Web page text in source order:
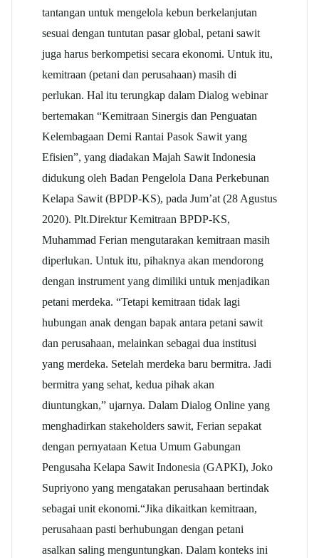
tantangan untuk mengelola kebun berkelanjutan
sesuai dengan tuntutan pasar global, petani sawit
juga harus berkompetisi secara ekonomi. Untuk itu,
kemitraan (petani dan perusahaan) masih di
perlukan. Hal itu terungkap dalam Dialog webinar
bertemakan “Kemitraan Sinergis dan Penguatan
Kelembagaan Demi Rantai Pasok Sawit yang
Efisien”, yang diadakan Majah Sawit Indonesia
didukung oleh Badan Pengelola Dana Perkebunan
Kelapa Sawit (BPDP-KS), pada Jum’at (28 Agustus
2020). Plt.Direktur Kemitraan BPDP-KS,
Muhammad Ferian mengutarakan kemitraan masih
diperlukan. Untuk itu, pihaknya akan mendorong
dengan instrument yang dimiliki untuk menjadikan
petani merdeka. “Tetapi kemitraan tidak lagi
hubungan anak dengan bapak antara petani sawit
dan perusahaan, melainkan sebagai dua institusi
yang merdeka. Setelah merdeka baru bermitra. Jadi
bermitra yang sehat, kedua pihak akan
diuntungkan,” ujarnya. Dalam Dialog Online yang
menghadirkan stakeholders sawit, Ferian sepakat
dengan pernyataan Ketua Umum Gabungan
Pengusaha Kelapa Sawit Indonesia (GAPKI), Joko
Supriyono yang mengatakan perusahaan bertindak
sebagai unit ekonomi.“Jika dikaitkan kemitraan,
perusahaan pasti berhubungan dengan petani
asalkan saling menguntungkan. Dalam konteks ini